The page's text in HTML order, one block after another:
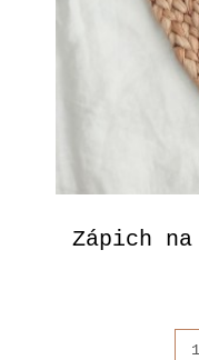
Zápich